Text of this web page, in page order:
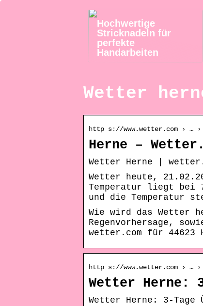
Hochwertige
Stricknadeln für
perfekte
Handarbeiten
Wetter
http s://www.wetter.com › … ›
Herne –
Wetter Herne |
Wetter heute,
Temperatur liegt bei
und die Temperatur
Wie wird das Wetter
Regenvorhersage,
wetter.com für 44623
http s://www.wetter.com › … ›
Wetter Herne:
Wetter Herne: 3-